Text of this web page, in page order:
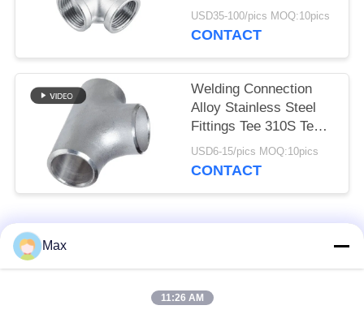
Tee SGS Certification
USD35-100/pics MOQ:10pics
CONTACT
Welding Connection
Alloy Stainless Steel
Fittings Tee 310S Tee
Round Head Code
USD6-15/pics MOQ:10pics
CONTACT
populaire categorieën
super duplexroestvrij
Max
11:26 AM